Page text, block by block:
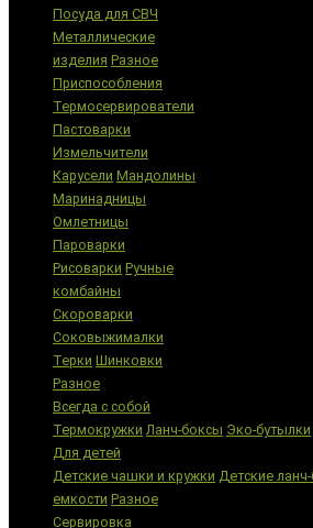
Посуда для СВЧ
Металлические
изделия Разное
Приспособления
Термосервирователи
Пастоварки
Измельчители
Карусели Мандолины
Маринадницы
Омлетницы
Пароварки
Рисоварки Ручные
комбайны
Скороварки
Соковыжималки
Терки Шинковки
Разное
Всегда с собой
Термокружки Ланч-боксы Эко-бутылки
Для детей
Детские чашки и кружки Детские
емкости Разное
Сервировка